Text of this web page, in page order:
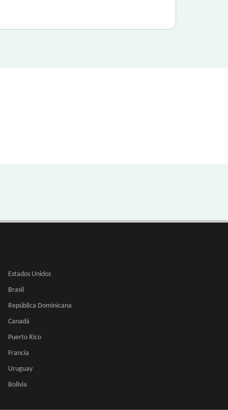
Estados Unidos
Brasil
República Dominicana
Canadá
Puerto Rico
Francia
Uruguay
Bolivia